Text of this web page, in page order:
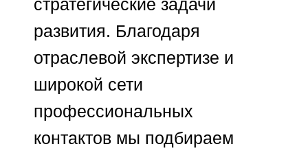
ПОЛИТИКА ОБРАБОТКИ
ПЕРСОНАЛЬНЫХ ДАННЫХ
СОГЛАСИЕ НА ОБРАБОТКУ
ПЕРСОНАЛЬНЫХ ДАННЫХ